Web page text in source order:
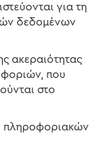
για τη
δεδομένων
ακεραιότητας
που
στο
πληροφοριακών